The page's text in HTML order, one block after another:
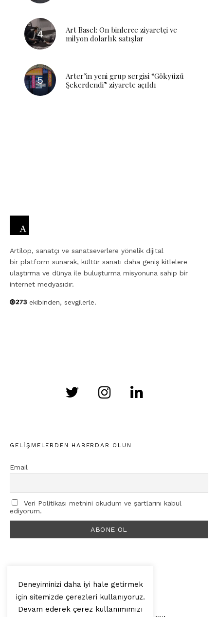
Art Basel: On binlerce ziyaretçi ve
milyon dolarlık satışlar
Arter’in yeni grup sergisi “Gökyüzü
Şekerdendi” ziyarete açıldı
Artilop, sanatçı ve sanatseverlere yönelik dijital
bir platform sunarak, kültür sanatı daha geniş kitlelere
ulaştırma ve dünya ile buluşturma misyonuna sahip bir
internet medyasıdır.
ekibinden, sevgilerle.
GELIŞMELERDEN HABERDAR OLUN
Email
Veri Politikası metnini okudum ve şartlarını kabul
ediyorum.
© 2025, Artilop
Deneyiminizi daha iyi hale getirmek
için sitemizde çerezleri kullanıyoruz.
Devam ederek çerez kullanımımızı